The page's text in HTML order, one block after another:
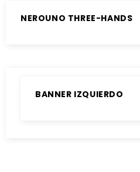
NEROUNO THREE-HANDS
BANNER IZQUIERDO